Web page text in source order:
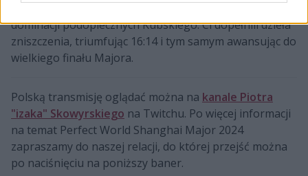
dominacji podopiecznych Kubskiego. Ci dopełnili dzieła
zniszczenia, triumfując 16:14 i tym samym awansując do
wielkiego finału Majora.
Polską transmisję oglądać można na kanale Piotra
"izaka" Skowyrskiego na Twitchu. Po więcej informacji
na temat Perfect World Shanghai Major 2024
zapraszamy do naszej relacji, do której przejść można
po naciśnięciu na poniższy baner.